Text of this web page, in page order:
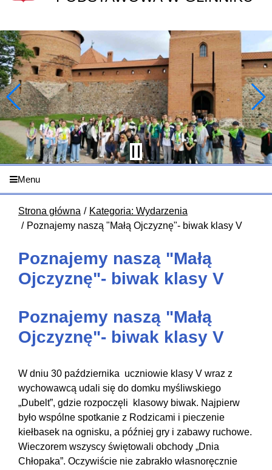
Menu
Strona główna
Kategoria: Wydarzenia
Poznajemy naszą "Małą Ojczyznę"- biwak klasy V
Poznajemy naszą "Małą
Ojczyznę"- biwak klasy V
Poznajemy naszą "Małą
Ojczyznę"- biwak klasy V
W dniu 30 października uczniowie klasy V wraz z
wychowawcą udali się do domku myśliwskiego
„Dubelt”, gdzie rozpoczęli klasowy biwak. Najpierw
było wspólne spotkanie z Rodzicami i pieczenie
kiełbasek na ognisku, a później gry i zabawy ruchowe.
Wieczorem wszyscy świętowali obchody „Dnia
Chłopaka”. Oczywiście nie zabrakło własnoręcznie